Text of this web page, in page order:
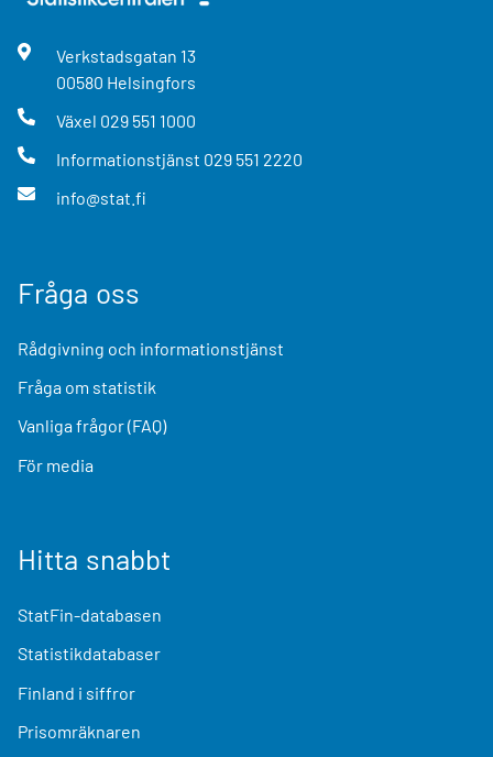
Verkstadsgatan 13
00580 Helsingfors
Växel 029 551 1000
Informationstjänst 029 551 2220
info@stat.fi
Fråga oss
Rådgivning och informationstjänst
Fråga om statistik
Vanliga frågor (FAQ)
För media
Hitta snabbt
StatFin-databasen
Statistikdatabaser
Finland i siffror
Prisomräknaren